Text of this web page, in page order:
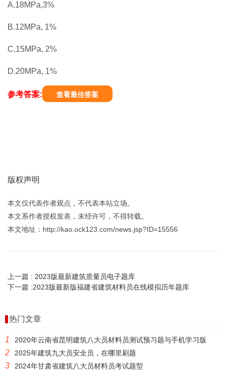
A.18MPa,3%
B.12MPa, 1%
C.15MPa, 2%
D.20MPa, 1%
参考答案: 查看最佳答案
版权声明
本文仅代表作者观点，不代表本站立场。
本文系作者授权发表，未经许可，不得转载。
本文地址：http://kao.ock123.com/news.jsp?ID=15556
上一篇 : 2023版最新建筑质量员电子题库
下一篇 :2023版最新版福建省建筑材料员在线模拟历年题库
热门文章
1 2020年云南省昆明建筑八大员材料员测试预习题与手机学习版
2 2025年建筑九大员安全员，在哪里刷题
3
2024年甘肃省建筑八大员材料员考试题型